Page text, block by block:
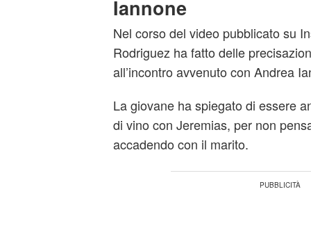
Iannone
Nel corso del video pubblicato su
Rodriguez ha fatto delle
all’incontro avvenuto con Andrea
La giovane ha spiegato di essere
di vino con Jeremias, per non
accadendo con il marito.